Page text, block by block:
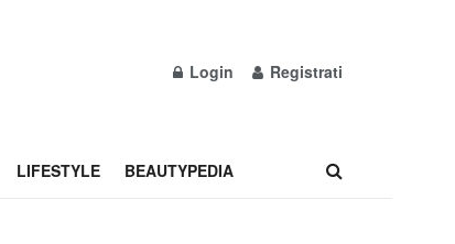
Login Registrati
LIFESTYLE BEAUTYPEDIA